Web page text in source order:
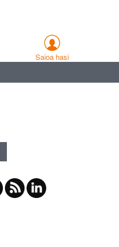
Saioa hasi